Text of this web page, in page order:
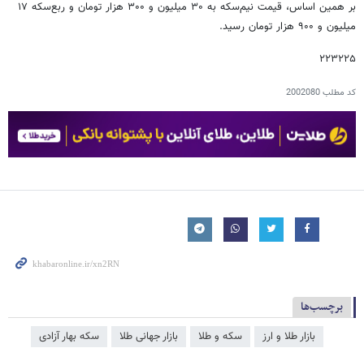
بر همین اساس، قیمت نیم‌سکه به ۳۰ میلیون و ۳۰۰ هزار تومان و ربع‌سکه ۱۷
میلیون و ۹۰۰ هزار تومان رسید.
۲۲۳۲۲۵
کد مطلب2002080
برچسب‌ها
بازار طلا و ارز سکه و طلا بازار جهانی طلا
سکه بهار آزادی